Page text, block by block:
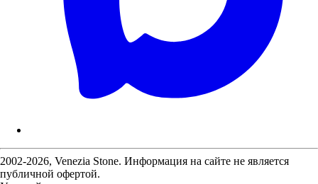
2002-2026, Venezia Stone. Информация на сайте не является
публичной офертой.